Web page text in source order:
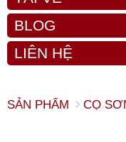
BLOG
LIÊN HỆ
SẢN PHẨM CỌ